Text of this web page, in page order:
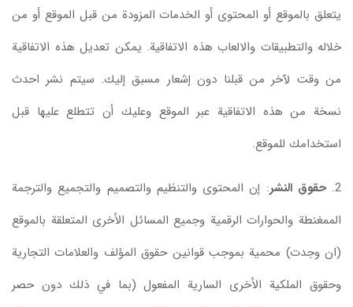
يتعلق بالموقع أو المحتوى أو الخدمات المزودة من قبل الموقع أو من
خلاله والتطبيقات والالعاب هذه الاتفاقية. يمكن تعديل هذه الاتفاقية
من وقت لآخر من قبلنا دون إشعار مسبق إليك. سيتم نشر احدث
نسخة من هذه الاتفاقية عبر الموقع وعليك أن تتطلع عليها قبل
استخدامك للموقع.
2. حقوق النشر: إن المحتوى والتنظيم والتصميم والتجميع والترجمة
الممغنطة والحوارات الرقمية وجميع المسائل الأخرى المتعلقة بالموقع
(ان وجدت) محمية بموجب قوانين حقوق المؤلف والعلامات التجارية
وحقوق الملكية الأخرى السارية المفعول (بما في ذلك دون حصر